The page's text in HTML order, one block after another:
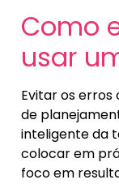
Como
usar
Evitar os erros
de
inteligente da
colocar em
foco em